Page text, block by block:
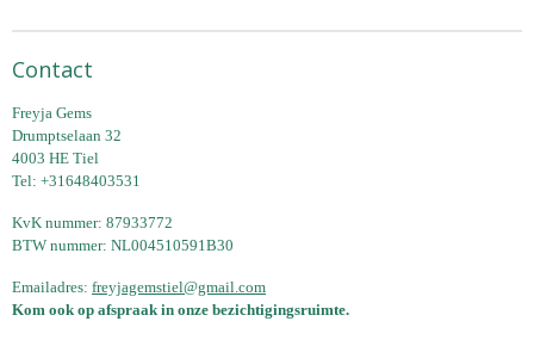
Contact
Freyja Gems
Drumptselaan 32
4003 HE Tiel
Tel: +31648403531
KvK nummer: 87933772
BTW nummer: NL004510591B30
Emailadres: freyjagemstiel@gmail.com
Kom ook op afspraak in onze bezichtigingsruimte.